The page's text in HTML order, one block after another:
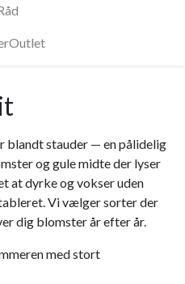
blandt stauder — en pålidelig
og gule midte der lyser
at dyrke og vokser uden
Vi vælger sorter der
dig blomster år efter år.
med stort